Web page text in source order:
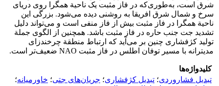
شرق است، به‌طوری‌که در فاز مثبت یک ناحیة همگرا روی دریای
سرخ و شمال شرق افریقا به روشنی دیده می‌شود. بزرگی این
ناحیة همگرا در فاز مثبت بیش از فاز منفی است و می‌تواند دلیل
تشدید جت جنب حاره در فاز مثبت باشد. همچنین از الگوی جملة
تولید کژفشاری چنین بر می‌آید که ارتباط منطقة چرخندزای
مدیترانه با مسیر توفان اطلس در فاز مثبت NAO ضعیف‌تر است.
کلیدواژه‌ها
تبدیل فشاروردی؛ تبدیل کژفشاری؛ جریان‌های جتی؛ خاورمیانه؛